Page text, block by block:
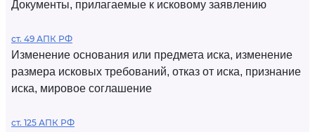
Документы, прилагаемые к исковому заявлению
ст. 49 АПК РФ
Изменение основания или предмета иска, изменение
размера исковых требований, отказ от иска, признание
иска, мировое соглашение
ст. 125 АПК РФ